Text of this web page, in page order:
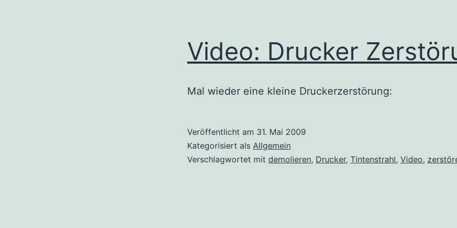
Video: Drucker
Mal wieder eine kleine Druckerzerstörung:
Veröffentlicht am 31. Mai 2009
Kategorisiert als Allgemein
Verschlagwortet mit demolieren, Drucker, Tintenstrahl, Video,